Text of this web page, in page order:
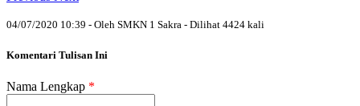
04/07/2020 10:39 - Oleh SMKN 1 Sakra - Dilihat 4424 kali
Komentari Tulisan Ini
Nama Lengkap *